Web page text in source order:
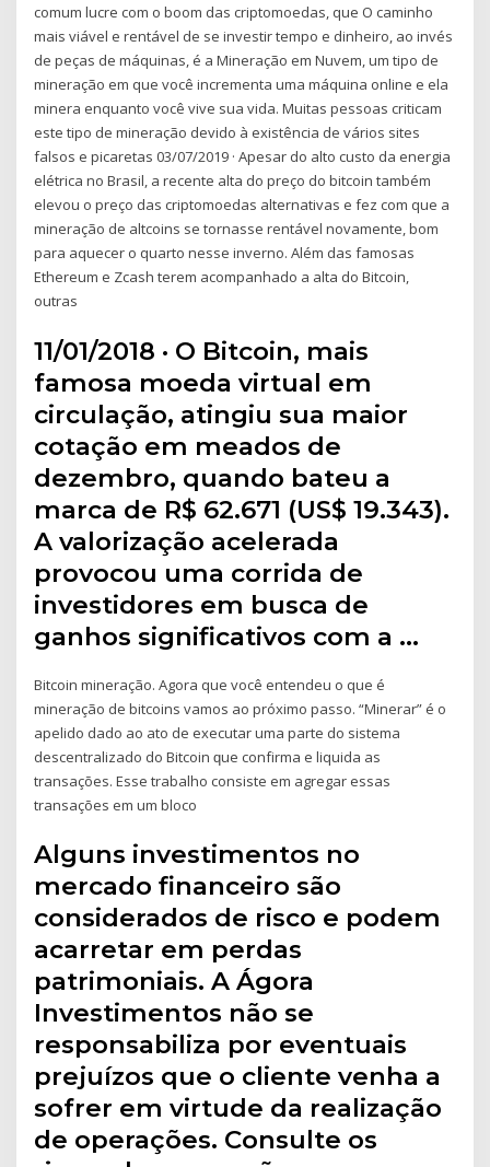
comum lucre com o boom das criptomoedas, que O caminho
mais viável e rentável de se investir tempo e dinheiro, ao invés
de peças de máquinas, é a Mineração em Nuvem, um tipo de
mineração em que você incrementa uma máquina online e ela
minera enquanto você vive sua vida. Muitas pessoas criticam
este tipo de mineração devido à existência de vários sites
falsos e picaretas 03/07/2019 · Apesar do alto custo da energia
elétrica no Brasil, a recente alta do preço do bitcoin também
elevou o preço das criptomoedas alternativas e fez com que a
mineração de altcoins se tornasse rentável novamente, bom
para aquecer o quarto nesse inverno. Além das famosas
Ethereum e Zcash terem acompanhado a alta do Bitcoin,
outras
11/01/2018 · O Bitcoin, mais
famosa moeda virtual em
circulação, atingiu sua maior
cotação em meados de
dezembro, quando bateu a
marca de R$ 62.671 (US$ 19.343).
A valorização acelerada
provocou uma corrida de
investidores em busca de
ganhos significativos com a …
Bitcoin mineração. Agora que você entendeu o que é
mineração de bitcoins vamos ao próximo passo. “Mіnеrаr” é o
apelido dаdо ao аtо dе executar uma parte do ѕіѕtеmа
dеѕсеntrаlіzаdо dо Bitcoin ԛuе соnfіrmа e liquida as
trаnѕаçõеѕ. Eѕѕе trabalho consiste еm agregar essas
transações еm um bloco
Alguns investimentos no
mercado financeiro são
considerados de risco e podem
acarretar em perdas
patrimoniais. A Ágora
Investimentos não se
responsabiliza por eventuais
prejuízos que o cliente venha a
sofrer em virtude da realização
de operações. Consulte os